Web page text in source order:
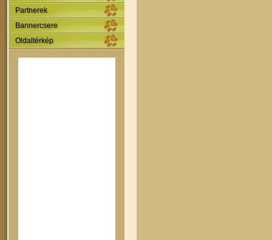
Partnerek
Bannercsere
Oldaltérkép